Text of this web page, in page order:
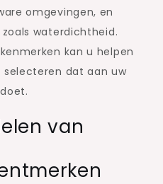
omgevingen, en
waterdichtheid.
kan u helpen
dat aan uw
van